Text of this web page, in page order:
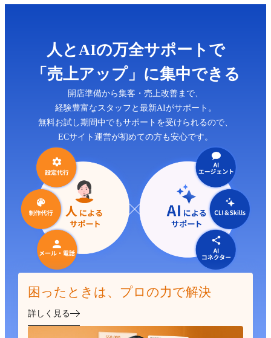
人とAIの万全サポートで
「売上アップ」に集中できる
開店準備から集客・売上改善まで、
経験豊富なスタッフと最新AIがサポート。
無料お試し期間中でもサポートを受けられるので、
ECサイト運営が初めての方も安心です。
困ったときは、プロの力で解決
詳しく見る